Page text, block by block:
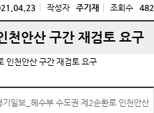
작성자 주기재 조회수 482
천안산 구간 재검토 요구
인천안산 구간 재검토 요구
일보_헤수부 수도권 제2순환로 인천안산